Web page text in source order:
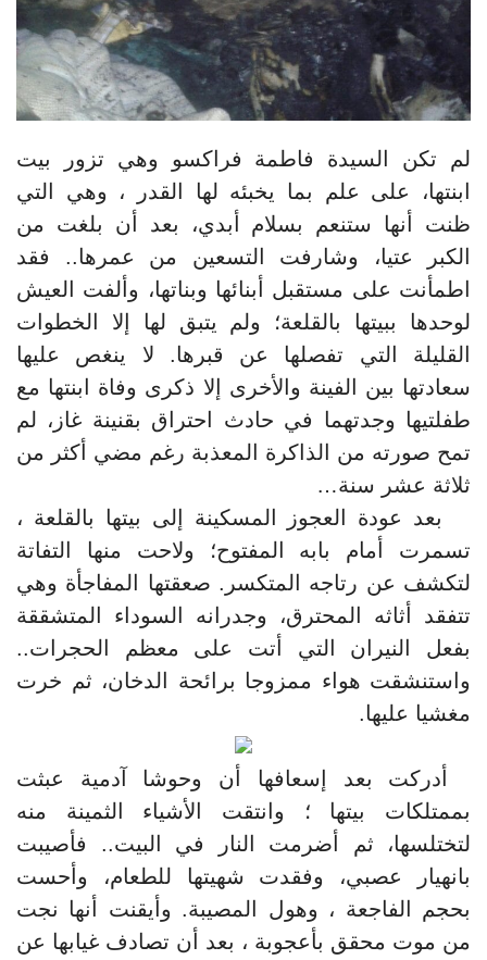
لم تكن السيدة فاطمة فراكسو وهي تزور بيت
ابنتها، على علم بما يخبئه لها القدر ، وهي التي
ظنت أنها ستنعم بسلام أبدي، بعد أن بلغت من
الكبر عتيا، وشارفت التسعين من عمرها.. فقد
اطمأنت على مستقبل أبنائها وبناتها، وألفت العيش
لوحدها ببيتها بالقلعة؛ ولم يتبق لها إلا الخطوات
القليلة التي تفصلها عن قبرها. لا ينغص عليها
سعادتها بين الفينة والأخرى إلا ذكرى وفاة ابنتها مع
طفلتيها وجدتهما في حادث احتراق بقنينة غاز، لم
تمح صورته من الذاكرة المعذبة رغم مضي أكثر من
ثلاثة عشر سنة…
بعد عودة العجوز المسكينة إلى بيتها بالقلعة ،
تسمرت أمام بابه المفتوح؛ ولاحت منها التفاتة
لتكشف عن رتاجه المتكسر. صعقتها المفاجأة وهي
تتفقد أثاثه المحترق، وجدرانه السوداء المتشققة
بفعل النيران التي أتت على معظم الحجرات..
واستنشقت هواء ممزوجا برائحة الدخان، ثم خرت
مغشيا عليها.
أدركت بعد إسعافها أن وحوشا آدمية عبثت
بممتلكات بيتها ؛ وانتقت الأشياء الثمينة منه
لتختلسها، ثم أضرمت النار في البيت.. فأصيبت
بانهيار عصبي، وفقدت شهيتها للطعام، وأحست
بحجم الفاجعة ، وهول المصيبة. وأيقنت أنها نجت
من موت محقق بأعجوبة ، بعد أن تصادف غيابها عن